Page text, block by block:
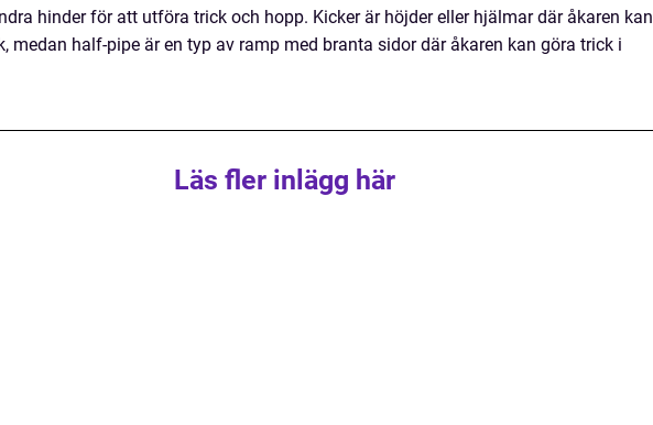
hinder för att utföra trick och hopp. Kicker är höjder eller hjälmar där åkaren kan
medan half-pipe är en typ av ramp med branta sidor där åkaren kan göra trick i
Läs fler inlägg här